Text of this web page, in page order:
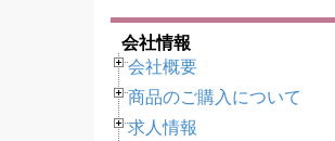
会社情報
会社概要
商品のご購入について
求人情報